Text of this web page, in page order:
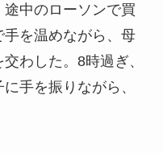
中のローソンで買
を温めながら、母
わした。8時過ぎ、
手を振りながら、